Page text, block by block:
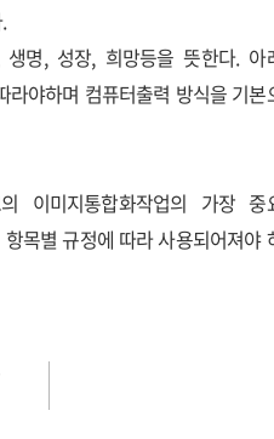
명, 성장, 희망등을 뜻한다. 아
라야하며 컴퓨터출력 방식을 기본
이미지통합화작업의 가장 중
목별 규정에 따라 사용되어져야